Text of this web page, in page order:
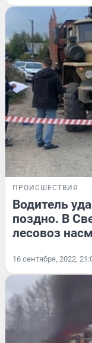
ПРОИСШЕСТВИЯ
Водитель
поздно. В
лесовоз
16 сентября, 2022,